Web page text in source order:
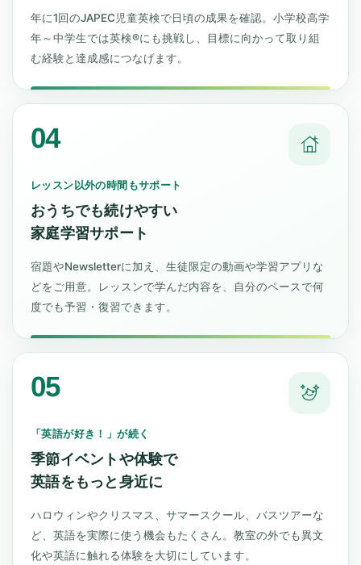
年に1回のJAPEC児童英検で日頃の成果を確認。小学校高学
年～中学生では英検®にも挑戦し、目標に向かって取り組
む経験と達成感につなげます。
04
レッスン以外の時間もサポート
おうちでも続けやすい
家庭学習サポート
宿題やNewsletterに加え、生徒限定の動画や学習アプリな
どをご用意。レッスンで学んだ内容を、自分のペースで何
度でも予習・復習できます。
05
「英語が好き！」が続く
季節イベントや体験で
英語をもっと身近に
ハロウィンやクリスマス、サマースクール、バスツアーな
ど、英語を実際に使う機会もたくさん。教室の外でも異文
化や英語に触れる体験を大切にしています。